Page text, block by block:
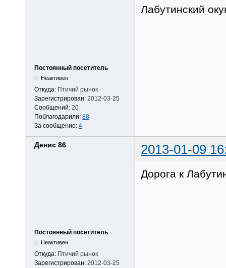
Постоянный посетитель
Неактивен
Откуда: Птичий рынок
Зарегистрирован: 2012-03-25
Сообщений: 20
Поблагодарили: 88
За сообщение: 4
Лабутинский
Денис 86 2013-01-09
Постоянный посетитель
Неактивен
Откуда: Птичий рынок
Зарегистрирован: 2012-03-25
Дорога к